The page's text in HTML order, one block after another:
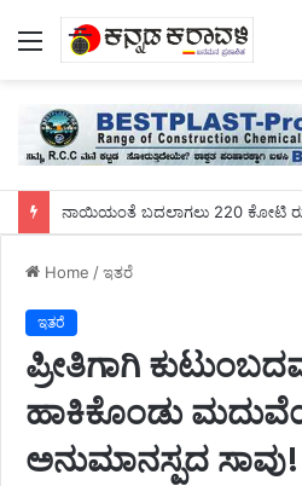
Menu
ನಾಯಿಯಂತೆ ಬದಲಾಗಲು 220 ಕೋಟಿ
Home /ಇತರೆ
ಇತರೆ
ಪ್ರೀತಿಗಾಗಿ
ಹಾಕಿಕೊಂಡು
ಅನುಮಾನಸ್ಪದ ಸಾವು!